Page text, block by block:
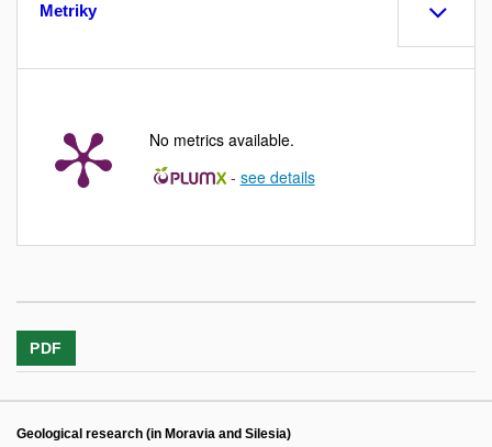
Metriky
No metrics available.
- see details
PDF
Geological research (in Moravia and Silesia)